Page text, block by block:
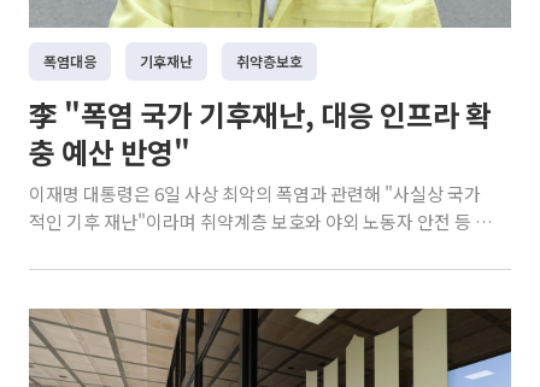
폭염대응 기후재난 취약층보호
李 "폭염 국가 기후재난, 대응 인프라 확
충 예산 반영"
이재명 대통령은 6일 사상 최악의 폭염과 관련해 "사실상 국가
적인 기후 재난"이라며 취약계층 보호와 야외 노동자 안전 등 인
러 반복되는 극한 기후에 대비해 폭염 대응 인프라 확충 계획을
내년도 예산안에 반영하는 방안도 검토하라고 주문했다. 이 대
통령은 이날 폭염·가뭄 대